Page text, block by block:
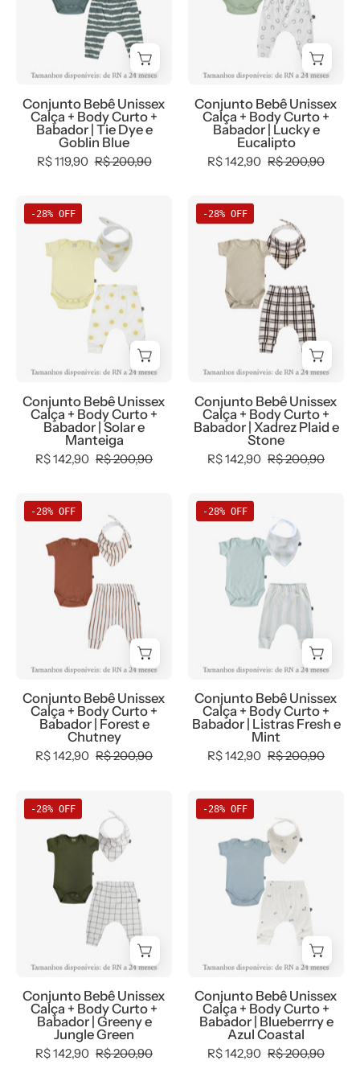
ursinhos
fofos)
+
Babador
Bandana
—
Coleção
Wild
algodão
fio
egípcio
—
MiniMalista
Baby
e
Goblin
Blue
Curto
(Goblin
Blue
azul
Calça
Harém
(Tie
Dye
artesanal)
+
Babador
Bandana
Coleção
Wild
-
100%
egípcio
-
MiniMalista
Baby
Conjunto Bebê Unissex
Calça + Body Curto +
Babador | Tie Dye e
Goblin Blue
R$ 119,90 R$ 200,90
Eucalipto
-
Body
verde
eucalipto)
+
Calça
trevos
da
sorte)
+
Babador
Bandana
-
Coleção
-
100%
algodão
fio
MiniMalista
Baby
Conjunto Bebê Unissex
Calça + Body Curto +
Babador | Lucky e
Eucalipto
R$ 142,90 R$ 200,90
Bebê
Unissex
Solar
e
Manteiga
-
Body
amarelo
manteiga)
+
Calça
sóis
quentinhos)
Babador
Bandana
-
Coleção
Wild
100%
algodão
fio
egípcio
MiniMalista
Baby
-28% OFF
Conjunto Bebê Unissex
Calça + Body Curto +
Babador | Solar e
Manteiga
R$ 142,90 R$ 200,90
Bebê
Unissex
Xadrez
Plaid
e
Stone
-
(Stone
cinza
pedra)
+
(Xadrez
Plaid
clássico)
+
Babador
Bandana
-
Coleção
-
100%
algodão
fio
MiniMalista
Baby
-28% OFF
Conjunto Bebê Unissex
Calça + Body Curto +
Babador | Xadrez Plaid e
Stone
R$ 142,90 R$ 200,90
Conjunto
Bebê
Unissex
Forest
e
Chutney
-
(Chutney
terracota
Pantone)
+
(Forest
listras
verticais
evocando
árvores)
+
Babador
Bandana
Coleção
Wild
-
100%
-28% OFF
Conjunto Bebê Unissex
Calça + Body Curto +
Babador | Forest e
Chutney
R$ 142,90 R$ 200,90
Bebê
Unissex
Listras
Fresh
Mint
-
(Mint
verde
mint)
+
(Listras
Fresh
listras
verdes
fresh)
Babador
Bandana
Coleção
Wild
-
100%
-28% OFF
Conjunto Bebê Unissex
Calça + Body Curto +
Babador | Listras Fresh e
Mint
R$ 142,90 R$ 200,90
Bebê
Unissex
Greeny
e
Jungle
Green
-
(Jungle
Green
verde
jungle)
-28% OFF
Conjunto Bebê Unissex
Calça + Body Curto +
Babador | Greeny e
Jungle Green
R$ 142,90 R$ 200,90
Bebê
Unissex
Blueberry
e
Azul
Coastal
-
(Azul
Coastal)
+
Calça
-28% OFF
Conjunto Bebê Unissex
Calça + Body Curto +
Babador | Blueberrry e
Azul Coastal
R$ 142,90 R$ 200,90